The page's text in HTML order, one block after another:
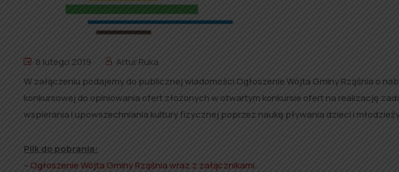
8 lutego 2019
Artur Ruka
W załączeniu podajemy do publicznej wiadomości Ogłoszenie Wójta Gminy Rząśnia o
konkursowej do opiniowania ofert złożonych w otwartym konkursie ofert na realizację
wspierania i upowszechniania kultury fizycznej poprzez naukę pływania dzieci i
Plik do pobrania:
– Ogłoszenie Wójta Gminy Rząśnia wraz z załącznikami.